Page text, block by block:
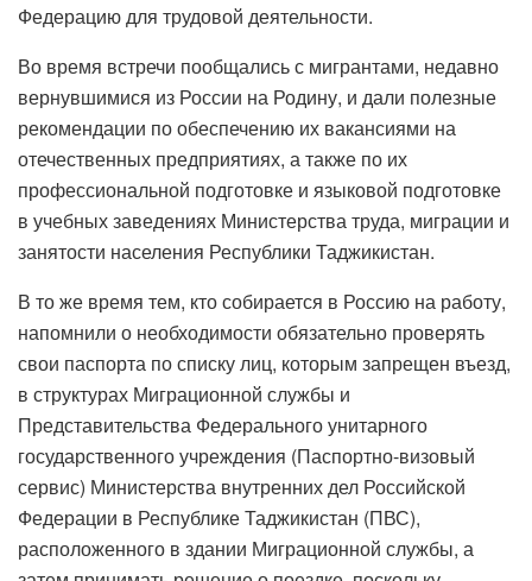
Федерацию для трудовой деятельности.
Во время встречи пообщались с мигрантами, недавно
вернувшимися из России на Родину, и дали полезные
рекомендации по обеспечению их вакансиями на
отечественных предприятиях, а также по их
профессиональной подготовке и языковой подготовке
в учебных заведениях Министерства труда, миграции и
занятости населения Республики Таджикистан.
В то же время тем, кто собирается в Россию на работу,
напомнили о необходимости обязательно проверять
свои паспорта по списку лиц, которым запрещен въезд,
в структурах Миграционной службы и
Представительства Федерального унитарного
государственного учреждения (Паспортно-визовый
сервис) Министерства внутренних дел Российской
Федерации в Республике Таджикистан (ПВС),
расположенного в здании Миграционной службы, а